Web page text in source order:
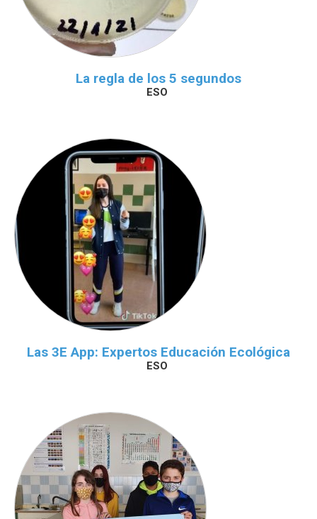
La regla de los 5 segundos
ESO
Las 3E App: Expertos Educación Ecológica
ESO